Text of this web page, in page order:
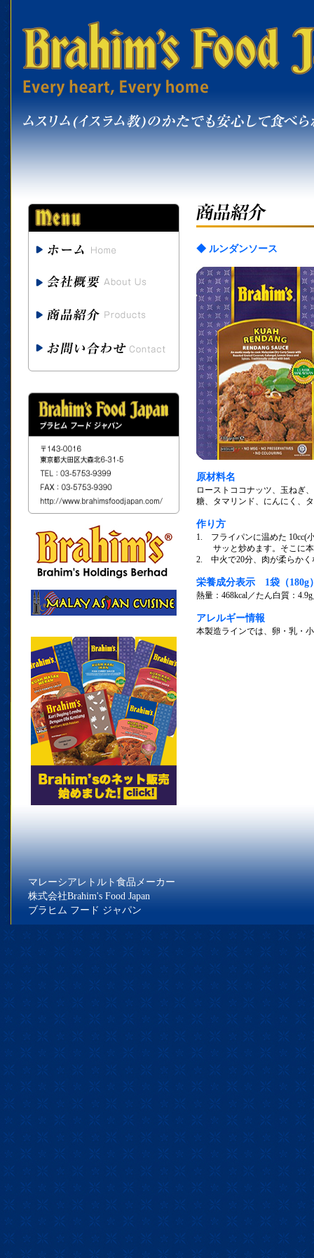
◆ ルンダンソース
原材料名
ローストココナッツ、玉ねぎ
糖、タマリンド、にんにく、
作り方
1. フライパンに温めた 10cc(
サッと炒めます。そこに本
2. 中火で20分、肉が柔らかく
栄養成分表示 1袋（180g
熱量：468kcal／たん白質：
アレルギー情報
本製造ラインでは、卵・乳・
マレーシアレトルト食品メーカー
株式会社Brahim's Food Japan
ブラヒム フード ジャパン